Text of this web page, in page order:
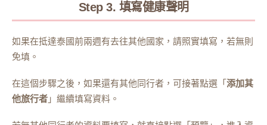
Step 3. 填寫健康聲明
如果在抵達泰國前兩週有去往其他國家，請照實填寫，若無則
免填。
在這個步驟之後，如果還有其他同行者，可接著點選「添加其
他旅行者 」繼續填寫資料。